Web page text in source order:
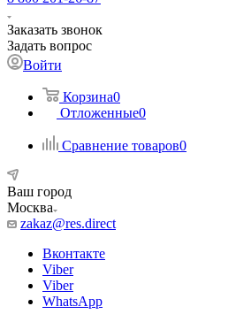
Заказать звонок
Задать вопрос
Войти
Корзина0
Отложенные0
Сравнение товаров0
Ваш город
Москва
zakaz@res.direct
Вконтакте
Viber
Viber
WhatsApp